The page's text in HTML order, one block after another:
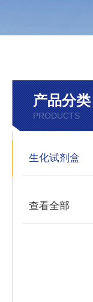
产品分类
PRODUCTS
生化试剂盒
查看全部